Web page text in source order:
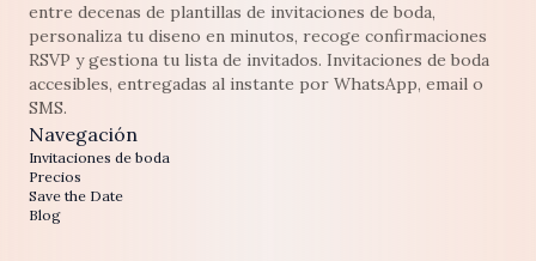
entre decenas de plantillas de invitaciones de boda,
personaliza tu diseno en minutos, recoge confirmaciones
RSVP y gestiona tu lista de invitados. Invitaciones de boda
accesibles, entregadas al instante por WhatsApp, email o
SMS.
Navegación
Invitaciones de boda
Precios
Save the Date
Blog